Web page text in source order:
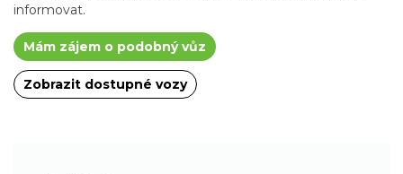
informovat.
Mám zájem o podobný vůz
Zobrazit dostupné vozy